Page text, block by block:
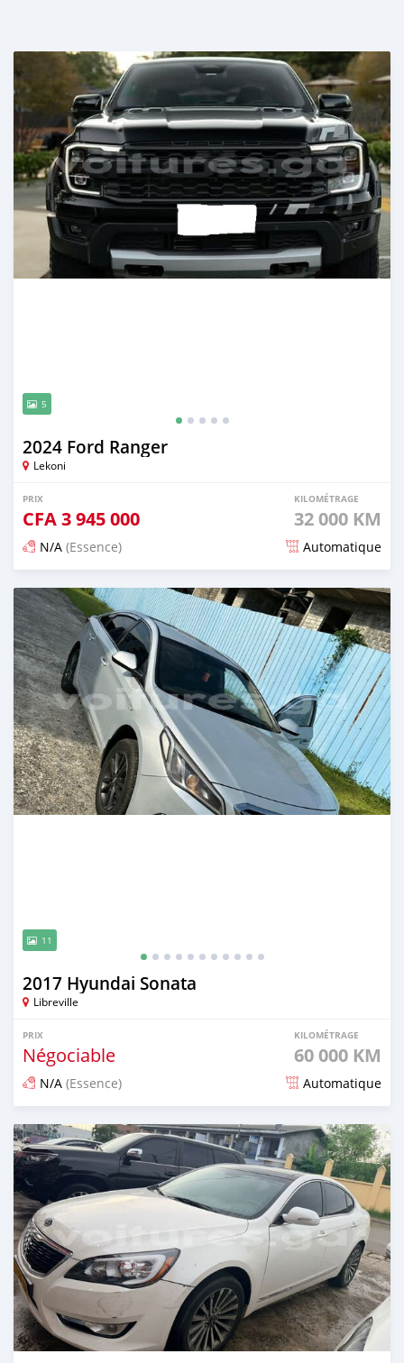
5
2024 Ford Ranger
Lekoni
PRIX
CFA3 945 000
KILOMÉTRAGE
32 000 KM
N/A (Essence) Automatique
Publié il y a 3 mois
11
2017 Hyundai Sonata
Libreville
PRIX
Négociable
KILOMÉTRAGE
60 000 KM
N/A (Essence) Automatique
Publié il y a 3 mois